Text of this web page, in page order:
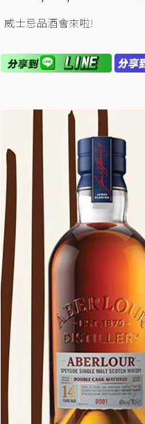
威士忌品酒會來啦!